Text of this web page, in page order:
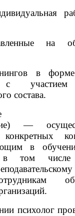
на
в форме
с участием
состава.
—
конкретных
в
том числе
психолог